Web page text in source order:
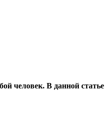
человек. В данной статье